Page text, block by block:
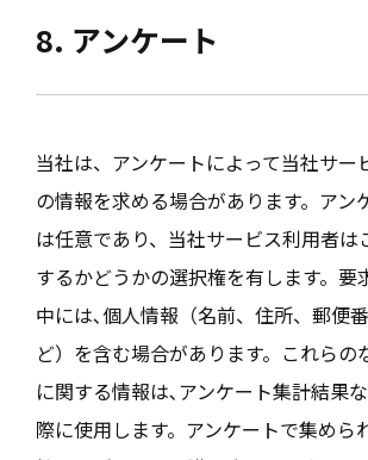
8. アンケート
当社は、アンケートによって当社サー
の情報を求める場合があります。アン
は任意であり、当社サービス利用者は
するかどうかの選択権を有します。要
中には､個人情報（名前、住所、郵便
ど）を含む場合があります。これらの
に関する情報は､アンケート集計結果
際に使用します。アンケートで集めら